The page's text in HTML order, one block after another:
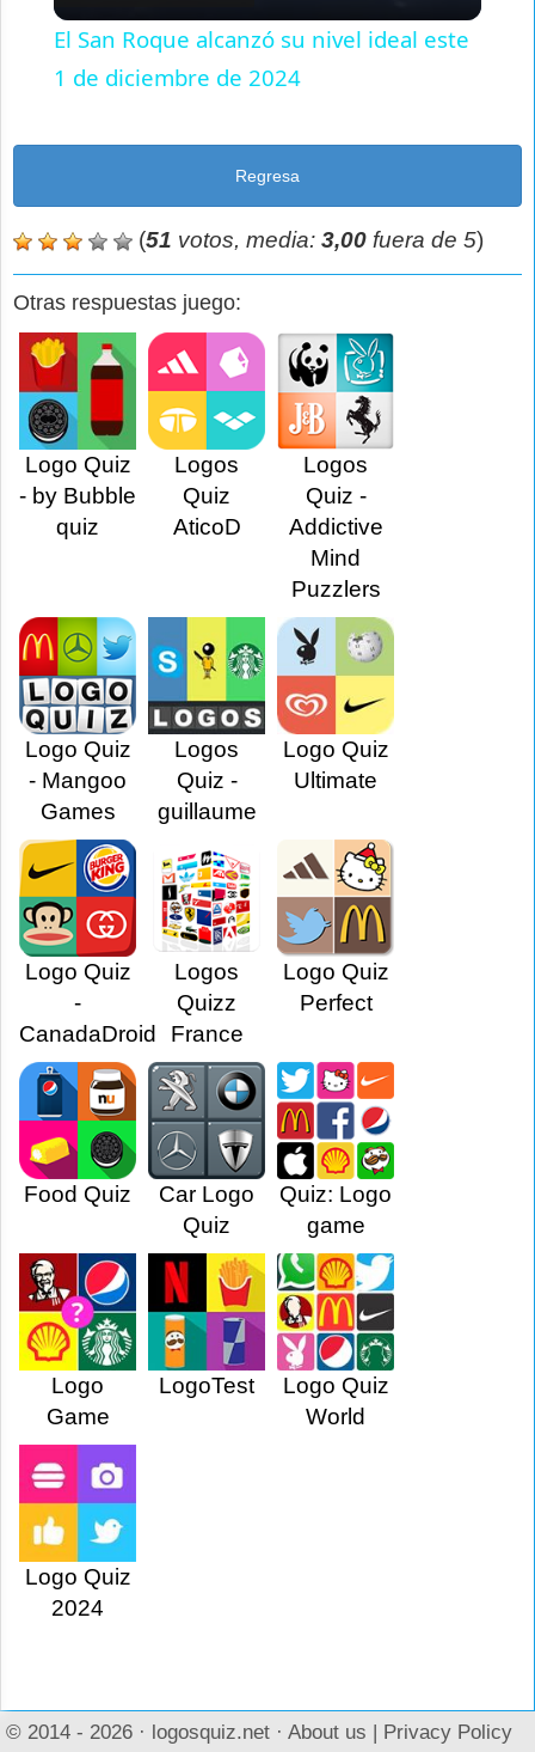
El San Roque alcanzó su nivel ideal este
1 de diciembre de 2024
Regresa
(51 votos, media: 3,00 fuera de 5)
Otras respuestas juego:
Logo Quiz
- by Bubble
quiz
Logos
Quiz
AticoD
Logos
Quiz -
Addictive
Mind
Puzzlers
Logo Quiz
- Mangoo
Games
Logos
Quiz -
guillaume
Logo Quiz
Ultimate
Logo Quiz
-
CanadaDroid
Logos
Quizz
France
Logo Quiz
Perfect
Food Quiz
Car Logo
Quiz
Quiz: Logo
game
Logo
Game
LogoTest
Logo Quiz
World
Logo Quiz
2024
© 2014 - 2026 · logosquiz.net · About us | Privacy Policy